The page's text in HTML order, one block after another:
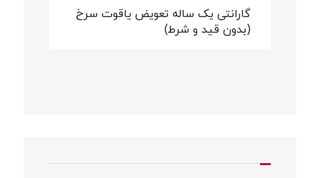
گارانتی یک ساله تعویض یاقوت سرخ
(بدون قید و شرط)